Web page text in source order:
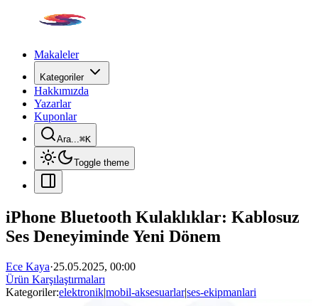
Makaleler
Kategoriler
Hakkımızda
Yazarlar
Kuponlar
Ara...⌘K
Toggle theme
iPhone Bluetooth Kulaklıklar: Kablosuz
Ses Deneyiminde Yeni Dönem
Ece Kaya·25.05.2025, 00:00
Ürün Karşılaştırmaları
Kategoriler:elektronik|mobil-aksesuarlar|ses-ekipmanlari